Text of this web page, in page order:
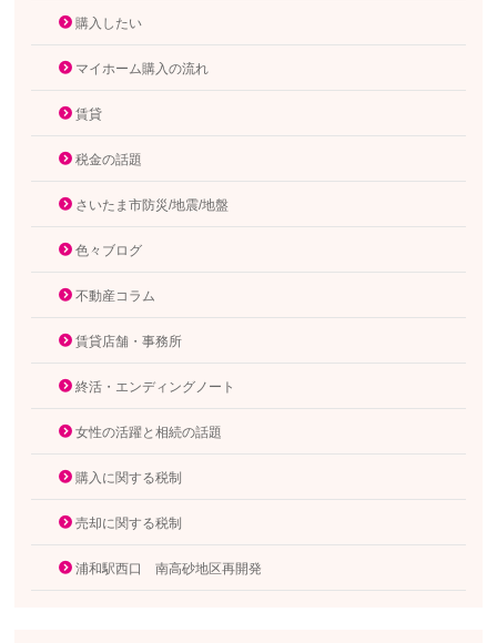
購入したい
マイホーム購入の流れ
賃貸
税金の話題
さいたま市防災/地震/地盤
色々ブログ
不動産コラム
賃貸店舗・事務所
終活・エンディングノート
女性の活躍と相続の話題
購入に関する税制
売却に関する税制
浦和駅西口 南高砂地区再開発